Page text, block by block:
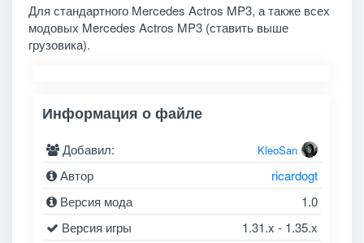
Для стандартного Mercedes Actros MP3, а также всех
модовых Mercedes Actros MP3 (ставить выше
грузовика).
Информация о файле
Добавил: KleoSan
Автор
ricardogt
Версия мода
1.0
Версия игры
1.31.x - 1.35.x